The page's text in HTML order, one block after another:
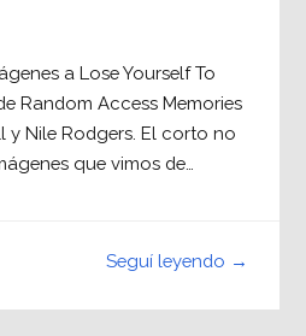
a Lose Yourself To
Random Access Memories
y Nile Rodgers. El corto no
que vimos de…
Seguí leyendo →